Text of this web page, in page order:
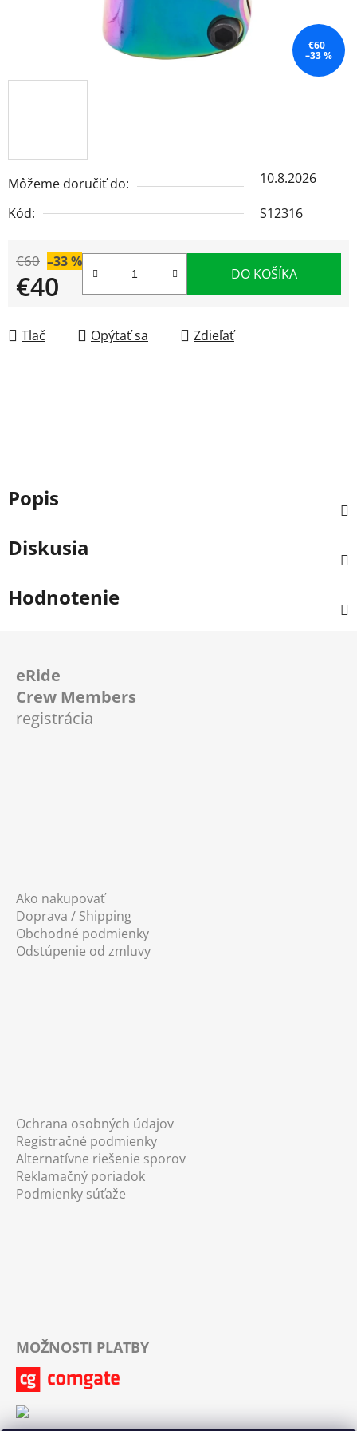
Môžeme doručiť do:
10.8.2026
Kód:
S12316
€60 –33 %
€40 DO KOŠÍKA
Tlač Opýtať sa Zdieľať
€60
–33 %
Popis
Diskusia
Hodnotenie
eRide
Crew Members
registrácia
Ako nakupovať
Doprava / Shipping
Obchodné podmienky
Odstúpenie od zmluvy
Ochrana osobných údajov
Registračné podmienky
Alternatívne riešenie sporov
Reklamačný poriadok
Podmienky súťaže
MOŽNOSTI PLATBY